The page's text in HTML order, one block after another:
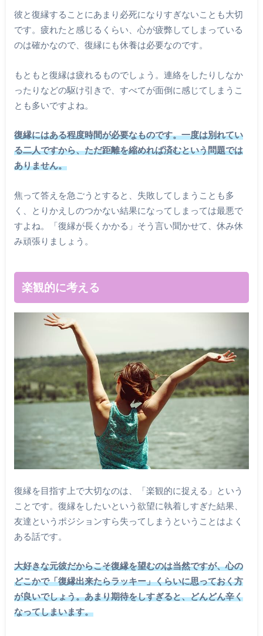
彼と復縁することにあまり必死になりすぎないことも大切
です。疲れたと感じるくらい、心が疲弊してしまっている
のは確かなので、復縁にも休養は必要なのです。
もともと復縁は疲れるものでしょう。連絡をしたりしなか
ったりなどの駆け引きで、すべてが面倒に感じてしまうこ
とも多いですよね。
復縁にはある程度時間が必要なものです。一度は別れてい
る二人ですから、ただ距離を縮めれば済むという問題では
ありません。
焦って答えを急ごうとすると、失敗してしまうことも多
く、とりかえしのつかない結果になってしまっては最悪で
すよね。「復縁が長くかかる」そう言い聞かせて、休み休
み頑張りましょう。
楽観的に考える
復縁を目指す上で大切なのは、「楽観的に捉える」という
ことです。復縁をしたいという欲望に執着しすぎた結果、
友達というポジションすら失ってしまうということはよく
ある話です。
大好きな元彼だからこそ復縁を望むのは当然ですが、心の
どこかで「復縁出来たらラッキー」くらいに思っておく方
が良いでしょう。あまり期待をしすぎると、どんどん辛く
なってしまいます。